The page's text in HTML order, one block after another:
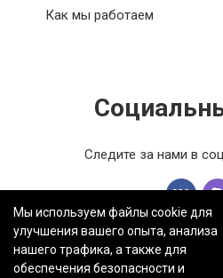
Как мы работаем
Следите за нами в
Мы используем файлы cookie для
улучшения вашего опыта, анализа
нашего трафика, а также для
обеспечения безопасности и